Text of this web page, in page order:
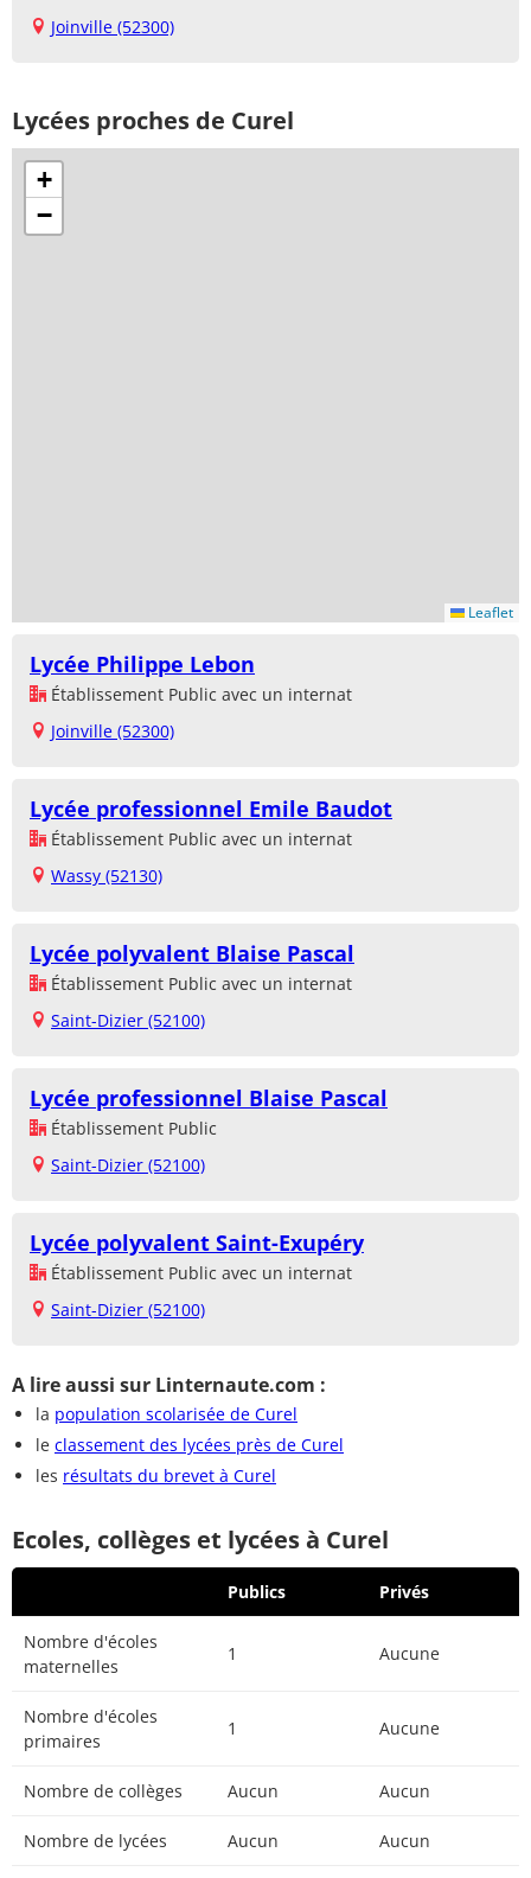
Joinville (52300)
Lycées proches de Curel
+
−
Leaflet
Lycée Philippe Lebon
Établissement Public avec un internat
Joinville (52300)
Lycée professionnel Emile Baudot
Établissement Public avec un internat
Wassy (52130)
Lycée polyvalent Blaise Pascal
Établissement Public avec un internat
Saint-Dizier (52100)
Lycée professionnel Blaise Pascal
Établissement Public
Saint-Dizier (52100)
Lycée polyvalent Saint-Exupéry
Établissement Public avec un internat
Saint-Dizier (52100)
A lire aussi sur Linternaute.com :
la population scolarisée de Curel
le classement des lycées près de Curel
les résultats du brevet à Curel
Ecoles, collèges et lycées à Curel
Publics Privés
Nombre d'écoles
maternelles
1 Aucune
Nombre d'écoles
primaires
1 Aucune
Nombre de collèges Aucun Aucun
Nombre de lycées Aucun Aucun